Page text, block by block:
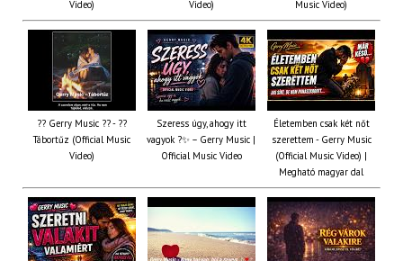
Video)
Video)
Music Video)
?? Gerry Music ?? - ??
Tábortűz (Official Music
Video)
Szeress úgy, ahogy itt
vagyok ?✨ – Gerry Music |
Official Music Video
Életemben csak két nőt
szerettem - Gerry Music
(Official Music Video) |
Megható magyar dal